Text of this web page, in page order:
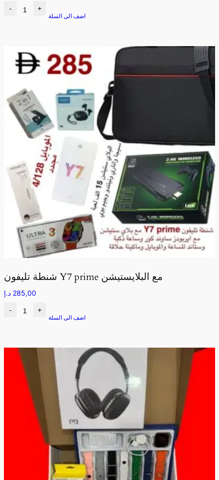
- +
اضف الى السلة
شنطة تليفون Y7 prime مع البلايستيشن
285,00 د.إ
- +
اضف الى السلة